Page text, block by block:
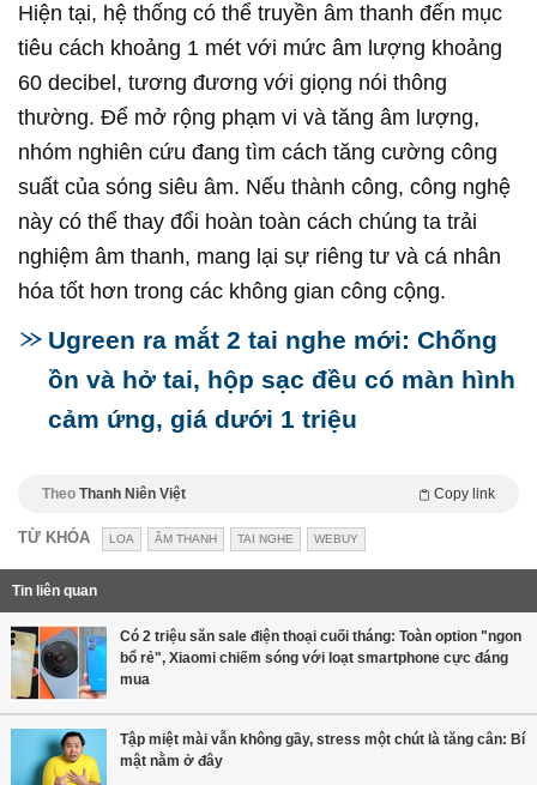
Hiện tại, hệ thống có thể truyền âm thanh đến mục
tiêu cách khoảng 1 mét với mức âm lượng khoảng
60 decibel, tương đương với giọng nói thông
thường. Để mở rộng phạm vi và tăng âm lượng,
nhóm nghiên cứu đang tìm cách tăng cường công
suất của sóng siêu âm. Nếu thành công, công nghệ
này có thể thay đổi hoàn toàn cách chúng ta trải
nghiệm âm thanh, mang lại sự riêng tư và cá nhân
hóa tốt hơn trong các không gian công cộng.
Ugreen ra mắt 2 tai nghe mới: Chống
ồn và hở tai, hộp sạc đều có màn hình
cảm ứng, giá dưới 1 triệu
Theo Thanh Niên Việt Copy link
TỪ KHÓA LOA ÂM THANH TAI NGHE WEBUY
Tin liên quan
Có 2 triệu săn sale điện thoại cuối tháng: Toàn option "ngon
bổ rẻ", Xiaomi chiếm sóng với loạt smartphone cực đáng
mua
Tập miệt mài vẫn không gầy, stress một chút là tăng cân: Bí
mật nằm ở đây